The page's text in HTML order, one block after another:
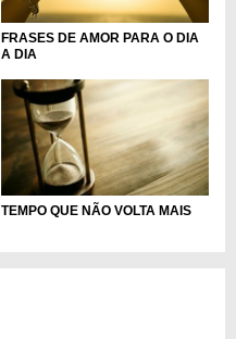
FRASES DE AMOR PARA O DIA
A DIA
TEMPO QUE NÃO VOLTA MAIS